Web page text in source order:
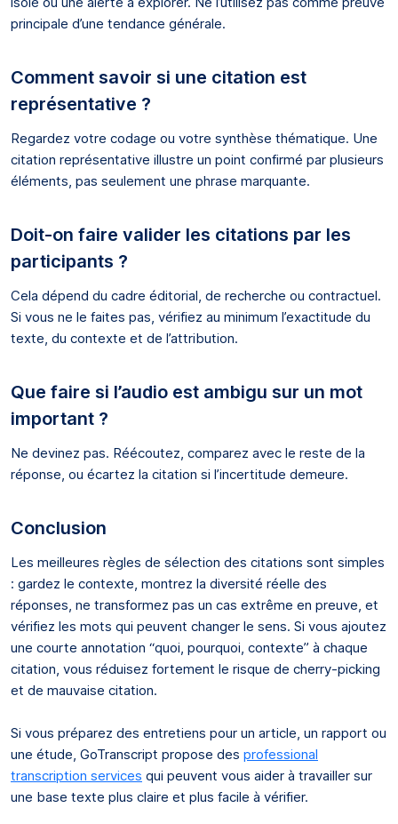
principale d’une tendance générale.
Comment savoir si une citation est
représentative ?
Regardez votre codage ou votre synthèse thématique. Une
citation représentative illustre un point confirmé par plusieurs
éléments, pas seulement une phrase marquante.
Doit-on faire valider les citations par les
participants ?
Cela dépend du cadre éditorial, de recherche ou contractuel.
Si vous ne le faites pas, vérifiez au minimum l’exactitude du
texte, du contexte et de l’attribution.
Que faire si l’audio est ambigu sur un mot
important ?
Ne devinez pas. Réécoutez, comparez avec le reste de la
réponse, ou écartez la citation si l’incertitude demeure.
Conclusion
Les meilleures règles de sélection des citations sont simples
: gardez le contexte, montrez la diversité réelle des
réponses, ne transformez pas un cas extrême en preuve, et
vérifiez les mots qui peuvent changer le sens. Si vous ajoutez
une courte annotation “quoi, pourquoi, contexte” à chaque
citation, vous réduisez fortement le risque de cherry-picking
et de mauvaise citation.
Si vous préparez des entretiens pour un article, un rapport ou
une étude, GoTranscript propose des professional
transcription services qui peuvent vous aider à travailler sur
une base texte plus claire et plus facile à vérifier.